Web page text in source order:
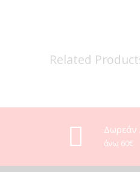
Related
Δωρεάν
άνω 60€